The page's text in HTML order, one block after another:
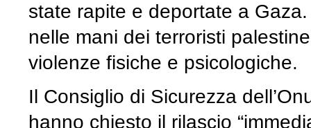
state rapite e deportate a
nelle mani dei terroristi
violenze fisiche e psicologiche.
Il Consiglio di Sicurezza
hanno chiesto il rilascio